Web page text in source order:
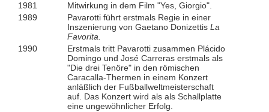
1981
Mitwirkung in dem Film "Yes, Giorgio".
1989
Pavarotti führt erstmals Regie in einer
Inszenierung von Gaetano Donizettis La
Favorita.
1990
Erstmals tritt Pavarotti zusammen Plácido
Domingo und José Carreras erstmals als
"Die drei Tenöre" in den römischen
Caracalla-Thermen in einem Konzert
anläßlich der Fußballweltmeisterschaft
auf. Das Konzert wird als als Schallplatte
eine ungewöhnlicher Erfolg.